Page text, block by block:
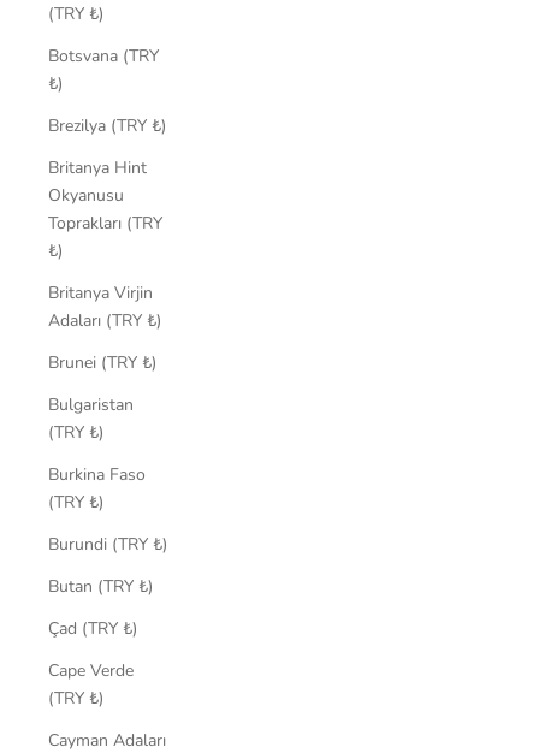
(TRY ₺)
Botsvana (TRY
₺)
Brezilya (TRY ₺)
Britanya Hint
Okyanusu
Toprakları (TRY
₺)
Britanya Virjin
Adaları (TRY ₺)
Brunei (TRY ₺)
Bulgaristan
(TRY ₺)
Burkina Faso
(TRY ₺)
Burundi (TRY ₺)
Butan (TRY ₺)
Çad (TRY ₺)
Cape Verde
(TRY ₺)
Cayman Adaları